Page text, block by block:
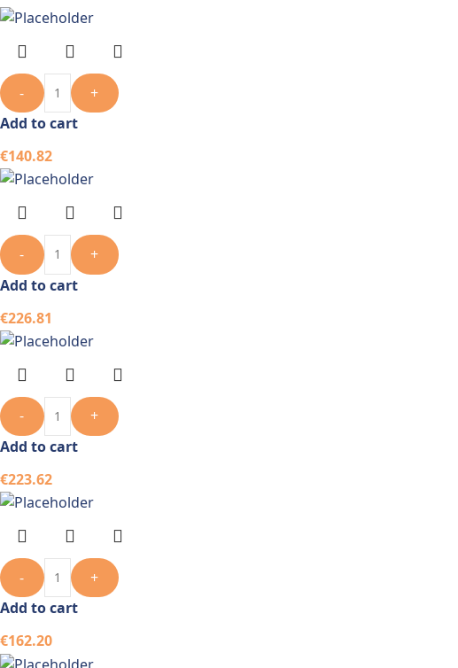
-
+
Add to cart
€140.82
-
+
Add to cart
€226.81
-
+
Add to cart
€223.62
-
+
Add to cart
€162.20